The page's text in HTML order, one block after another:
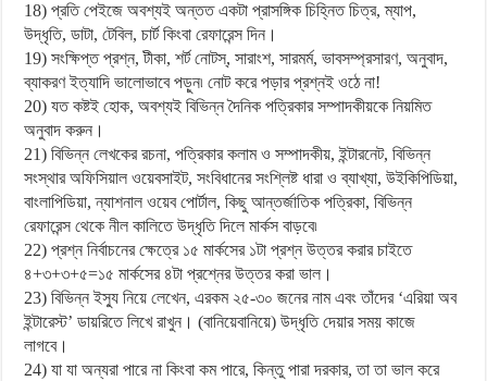
18) প্রতি পেইজে অবশ্যই অন্তত একটা প্রাসঙ্গিক চিহ্নিত চিত্র, ম্যাপ,
উদ্ধৃতি, ডাটা, টেবিল, চার্ট কিংবা রেফারেন্স দিন।
19) সংক্ষিপ্ত প্রশ্ন, টীকা, শর্ট নোটস্, সারাংশ, সারমর্ম, ভাবসম্প্রসারণ, অনুবাদ,
ব্যাকরণ ইত্যাদি ভালোভাবে পড়ুন৷ নোট করে পড়ার প্রশ্নই ওঠে না!
20) যত কষ্টই হোক, অবশ্যই বিভিন্ন দৈনিক পত্রিকার সম্পাদকীয়কে নিয়মিত
অনুবাদ করুন।
21) বিভিন্ন লেখকের রচনা, পত্রিকার কলাম ও সম্পাদকীয়, ইন্টারনেট, বিভিন্ন
সংস্থার অফিসিয়াল ওয়েবসাইট, সংবিধানের সংশ্লিষ্ট ধারা ও ব্যাখ্যা, উইকিপিডিয়া,
বাংলাপিডিয়া, ন্যাশনাল ওয়েব পোর্টাল, কিছু আন্তর্জাতিক পত্রিকা, বিভিন্ন
রেফারেন্স থেকে নীল কালিতে উদ্ধৃতি দিলে মার্কস বাড়বে৷
22) প্রশ্ন নির্বাচনের ক্ষেত্রে ১৫ মার্কসের ১টা প্রশ্ন উত্তর করার চাইতে
৪+৩+৩+৫=১৫ মার্কসের ৪টা প্রশ্নের উত্তর করা ভাল।
23) বিভিন্ন ইস্যু নিয়ে লেখেন, এরকম ২৫-৩০ জনের নাম এবং তাঁদের ‘এরিয়া অব
ইন্টারেস্ট’ ডায়রিতে লিখে রাখুন। (বানিয়েবানিয়ে) উদ্ধৃতি দেয়ার সময় কাজে
লাগবে।
24) যা যা অন্যরা পারে না কিংবা কম পারে, কিন্তু পারা দরকার, তা তা ভাল করে